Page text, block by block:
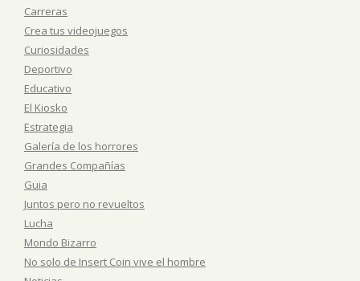
Carreras
Crea tus videojuegos
Curiosidades
Deportivo
Educativo
El Kiosko
Estrategia
Galería de los horrores
Grandes Compañías
Guia
Juntos pero no revueltos
Lucha
Mondo Bizarro
No solo de Insert Coin vive el hombre